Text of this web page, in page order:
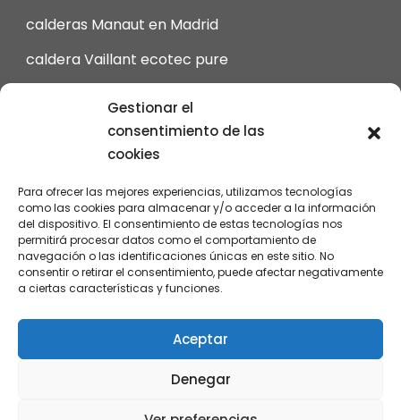
Gestionar el
consentimiento de las
cookies
Para ofrecer las mejores experiencias, utilizamos tecnologías
como las cookies para almacenar y/o acceder a la información
del dispositivo. El consentimiento de estas tecnologías nos
permitirá procesar datos como el comportamiento de
navegación o las identificaciones únicas en este sitio. No
consentir o retirar el consentimiento, puede afectar negativamente
a ciertas características y funciones.
Aceptar
Denegar
calderas Manaut en Madrid
caldera Vaillant ecotec pure
intergas Calderas en Madrid
calderas Junkers de Gas en Madrid
revisión calderas Vaillant en Madrid